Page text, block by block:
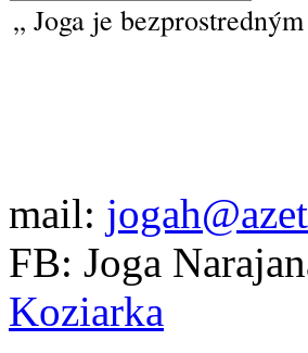
„ Joga je
mail:
FB: Joga
Koziarka